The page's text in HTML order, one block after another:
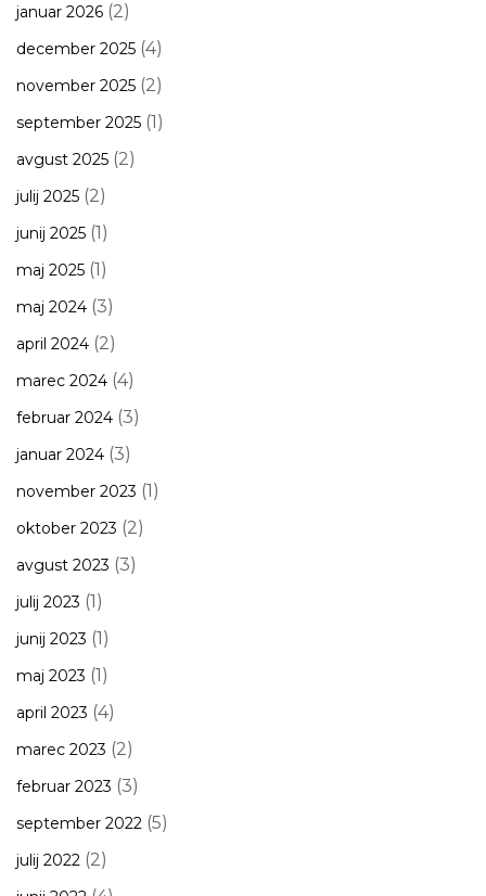
januar 2026 (2)
december 2025 (4)
november 2025 (2)
september 2025 (1)
avgust 2025 (2)
julij 2025 (2)
junij 2025 (1)
maj 2025 (1)
maj 2024 (3)
april 2024 (2)
marec 2024 (4)
februar 2024 (3)
januar 2024 (3)
november 2023 (1)
oktober 2023 (2)
avgust 2023 (3)
julij 2023 (1)
junij 2023 (1)
maj 2023 (1)
april 2023 (4)
marec 2023 (2)
februar 2023 (3)
september 2022 (5)
julij 2022 (2)